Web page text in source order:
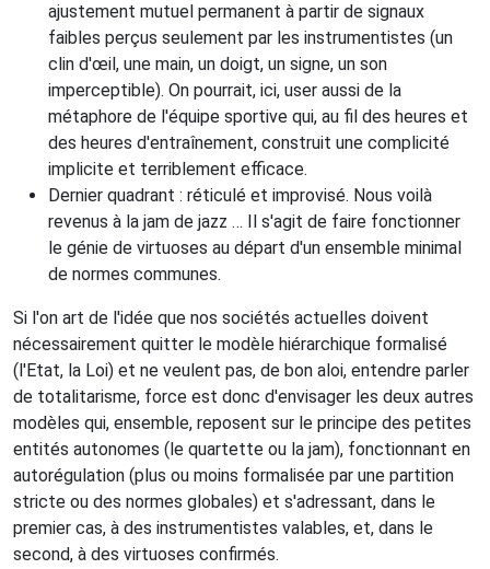
ajustement mutuel permanent à partir de signaux
faibles perçus seulement par les instrumentistes (un
clin d'œil, une main, un doigt, un signe, un son
imperceptible). On pourrait, ici, user aussi de la
métaphore de l'équipe sportive qui, au fil des heures et
des heures d'entraînement, construit une complicité
implicite et terriblement efficace.
Dernier quadrant : réticulé et improvisé. Nous voilà
revenus à la jam de jazz … Il s'agit de faire fonctionner
le génie de virtuoses au départ d'un ensemble minimal
de normes communes.
Si l'on art de l'idée que nos sociétés actuelles doivent
nécessairement quitter le modèle hiérarchique formalisé
(l'Etat, la Loi) et ne veulent pas, de bon aloi, entendre parler
de totalitarisme, force est donc d'envisager les deux autres
modèles qui, ensemble, reposent sur le principe des petites
entités autonomes (le quartette ou la jam), fonctionnant en
autorégulation (plus ou moins formalisée par une partition
stricte ou des normes globales) et s'adressant, dans le
premier cas, à des instrumentistes valables, et, dans le
second, à des virtuoses confirmés.